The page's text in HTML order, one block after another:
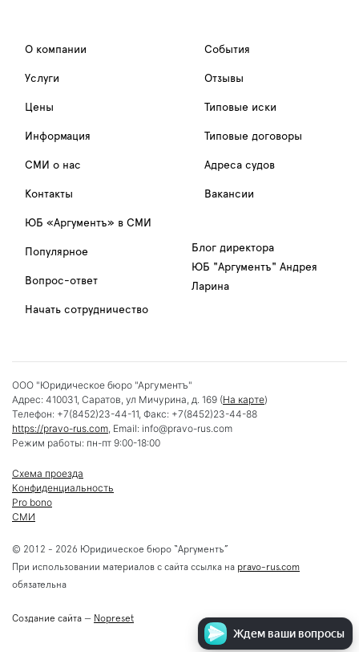
О компании
Услуги
Цены
Информация
СМИ о нас
Контакты
События
Отзывы
Типовые иски
Типовые договоры
Адреса судов
Вакансии
ЮБ «Аргументъ» в СМИ
Популярное
Вопрос-ответ
Начать сотрудничество
Блог директора
ЮБ "Аргументъ" Андрея
Ларина
© 2012 - 2026 Юридическое бюро “Аргументъ”
При использовании материалов с сайта ссылка на pravo-rus.com
обязательна
Создание сайта — Nopreset
ООО "Юридическое бюро "Аргументъ"
Адрес: 410031, Саратов, ул Мичурина, д. 169 (На карте)
Телефон: +7(8452)23-44-11, Факс: +7(8452)23-44-88
https://pravo-rus.com, Email: info@pravo-rus.com
Режим работы: пн-пт 9:00-18:00
Схема проезда
Конфиденциальность
Pro bono
СМИ
Ждем ваши вопросы